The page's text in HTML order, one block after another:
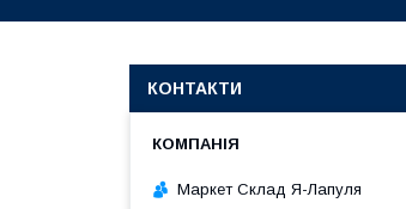
КОНТАКТИ
Маркет Склад Я-Лапуля